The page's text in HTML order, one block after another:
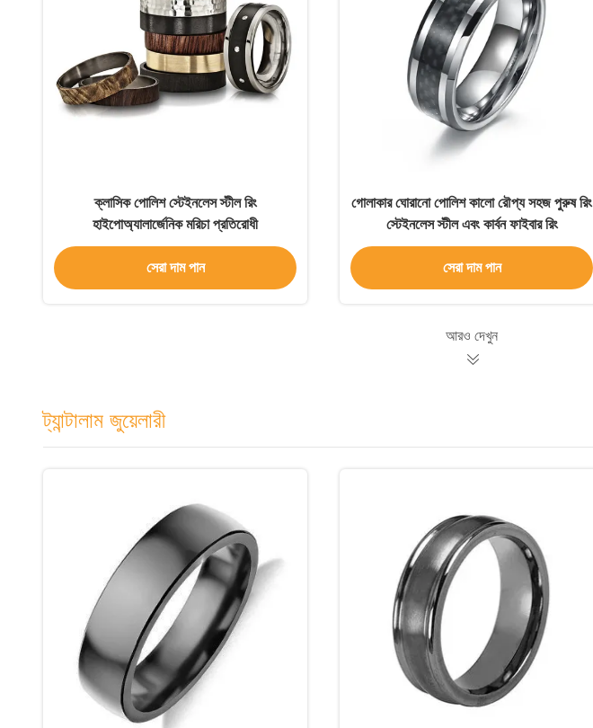
ক্লাসিক পোলিশ স্টেইনলেস স্টীল রিং
হাইপোঅ্যালার্জেনিক মরিচা প্রতিরোধী
সেরা দাম পান
গোলাকার ঘোরানো পোলিশ কালো রৌপ্য সহজ পুরুষ রিং
স্টেইনলেস স্টীল এবং কার্বন ফাইবার রিং
সেরা দাম পান
আরও দেখুন
ট্যান্টালাম জুয়েলারী